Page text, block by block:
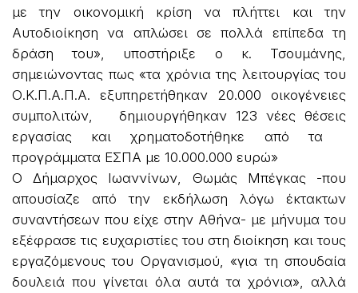
με την οικονομική κρίση να πλήττει και την
Αυτοδιοίκηση να απλώσει σε πολλά επίπεδα τη
δράση του», υποστήριξε ο κ. Τσουμάνης,
σημειώνοντας πως «τα χρόνια της λειτουργίας του
Ο.Κ.Π.Α.Π.Α. εξυπηρετήθηκαν 20.000 οικογένειες
συμπολιτών, δημιουργήθηκαν 123 νέες θέσεις
εργασίας και χρηματοδοτήθηκε από τα
προγράμματα ΕΣΠΑ με 10.000.000 ευρώ»
Ο Δήμαρχος Ιωαννίνων, Θωμάς Μπέγκας -που
απουσίαζε από την εκδήλωση λόγω έκτακτων
συναντήσεων που είχε στην Αθήνα- με μήνυμα του
εξέφρασε τις ευχαριστίες του στη διοίκηση και τους
εργαζόμενους του Οργανισμού, «για τη σπουδαία
δουλειά που γίνεται όλα αυτά τα χρόνια», αλλά